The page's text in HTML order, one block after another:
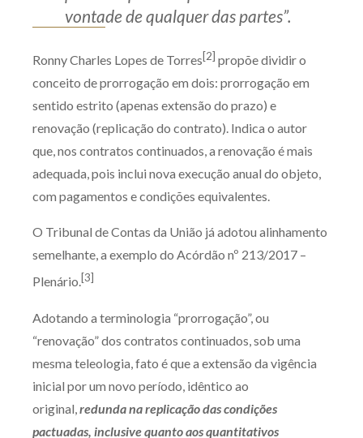
vontade de qualquer das partes”.
Ronny Charles Lopes de Torres[2] propõe dividir o
conceito de prorrogação em dois: prorrogação em
sentido estrito (apenas extensão do prazo) e
renovação (replicação do contrato). Indica o autor
que, nos contratos continuados, a renovação é mais
adequada, pois inclui nova execução anual do objeto,
com pagamentos e condições equivalentes.
O Tribunal de Contas da União já adotou alinhamento
semelhante, a exemplo do Acórdão nº 213/2017 –
Plenário.[3]
Adotando a terminologia “prorrogação”, ou
“renovação” dos contratos continuados, sob uma
mesma teleologia, fato é que a extensão da vigência
inicial por um novo período, idêntico ao
original, redunda na replicação das condições
pactuadas, inclusive quanto aos quantitativos